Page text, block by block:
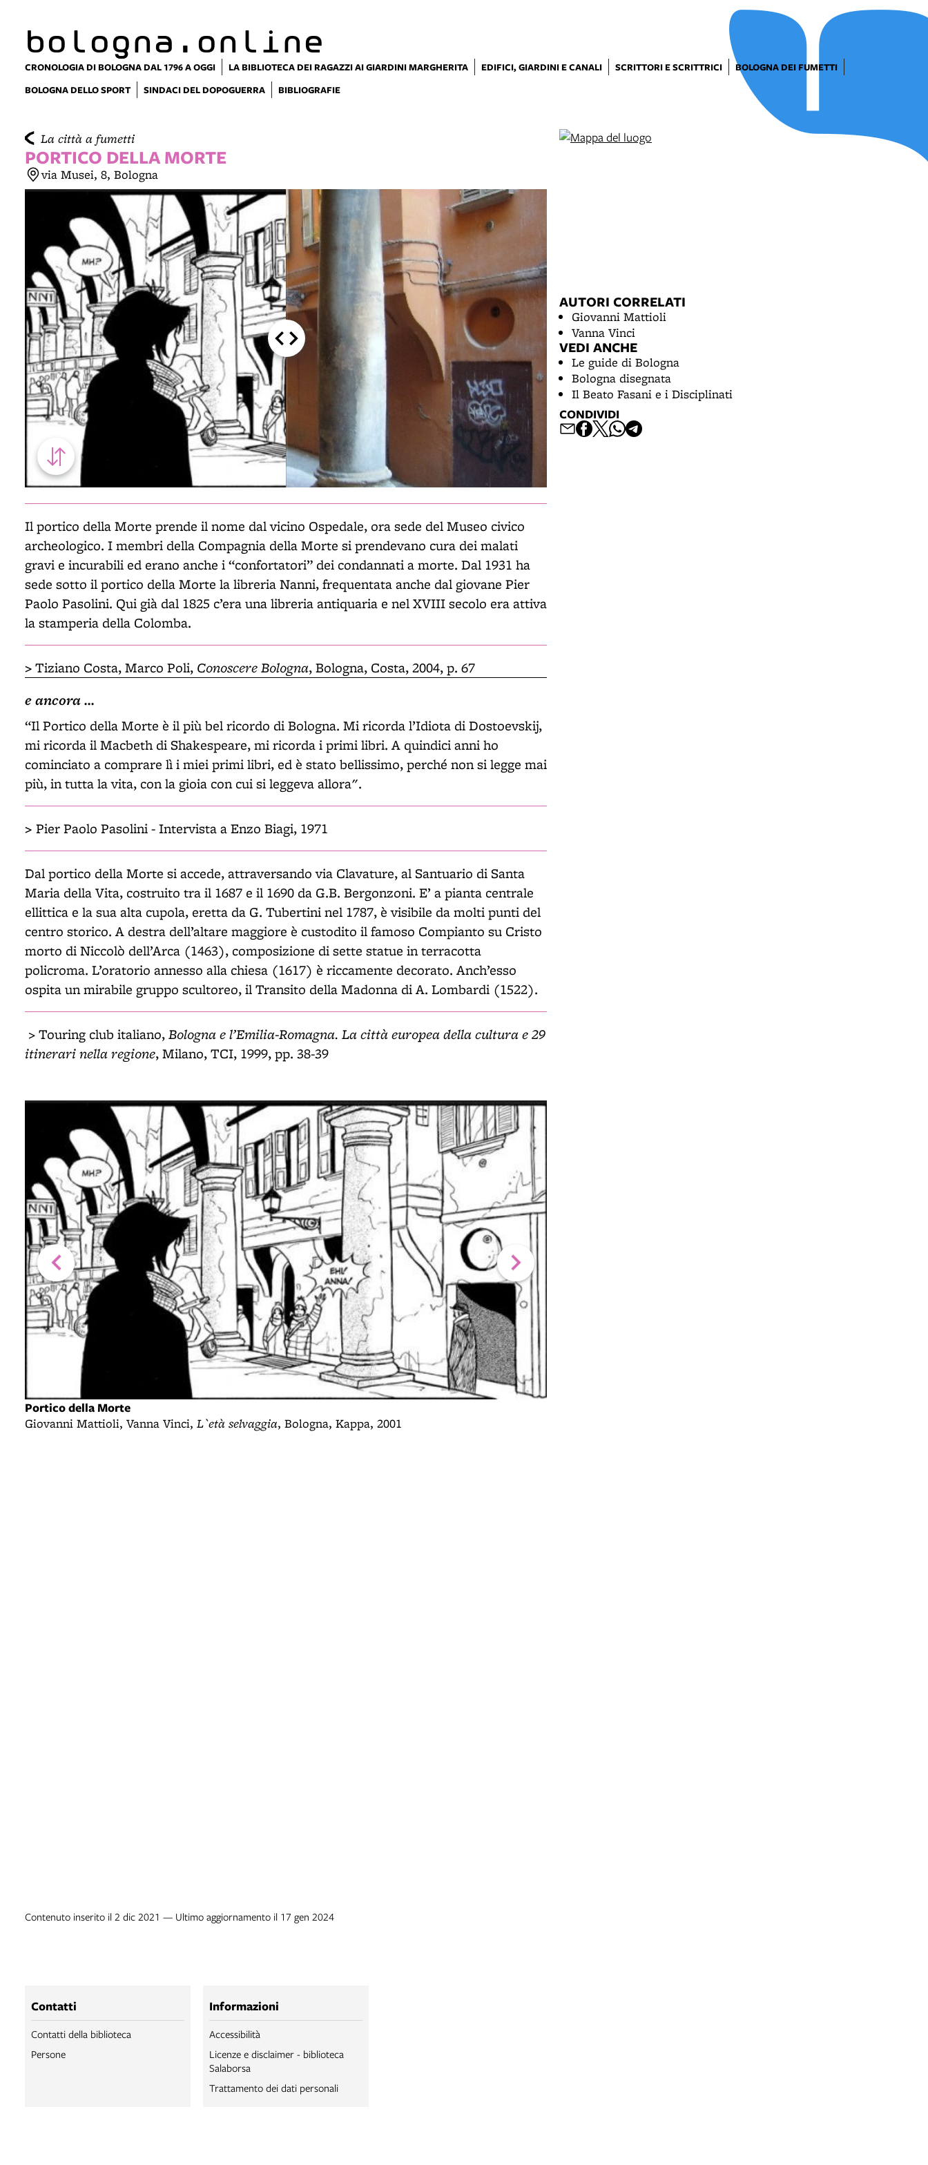
bologna.online
CRONOLOGIA DI BOLOGNA DAL 1796 A OGGI LA BIBLIOTECA DEI RAGAZZI AI GIARDINI MARGHERITA EDIFICI, GIARDINI E CANALI SCRITTORI E SCRITTRICI
BOLOGNA DEI FUMETTI
BOLOGNA DELLO SPORT
SINDACI DEL DOPOGUERRA BIBLIOGRAFIE
La città a fumetti
PORTICO DELLA MORTE
via Musei, 8, Bologna
Il portico della Morte prende il nome dal vicino Ospedale, ora sede del Museo civico
archeologico. I membri della Compagnia della Morte si prendevano cura dei malati
gravi e incurabili ed erano anche i “confortatori” dei condannati a morte. Dal 1931 ha
sede sotto il portico della Morte la libreria Nanni, frequentata anche dal giovane Pier
Paolo Pasolini. Qui già dal 1825 c’era una libreria antiquaria e nel XVIII secolo era attiva
la stamperia della Colomba.
>Tiziano Costa, Marco Poli, Conoscere Bologna, Bologna, Costa, 2004, p. 67
e ancora ...
“Il Portico della Morte è il più bel ricordo di Bologna. Mi ricorda l’Idiota di Dostoevskij,
mi ricorda il Macbeth di Shakespeare, mi ricorda i primi libri. A quindici anni ho
cominciato a comprare lì i miei primi libri, ed è stato bellissimo, perché non si legge mai
più, in tutta la vita, con la gioia con cui si leggeva allora".
> Pier Paolo Pasolini - Intervista a Enzo Biagi, 1971
Dal portico della Morte si accede, attraversando via Clavature, al Santuario di Santa
Maria della Vita, costruito tra il 1687 e il 1690 da G.B. Bergonzoni. E’ a pianta centrale
ellittica e la sua alta cupola, eretta da G. Tubertini nel 1787, è visibile da molti punti del
centro storico. A destra dell’altare maggiore è custodito il famoso Compianto su Cristo
morto di Niccolò dell’Arca (1463), composizione di sette statue in terracotta
policroma. L’oratorio annesso alla chiesa (1617) è riccamente decorato. Anch’esso
ospita un mirabile gruppo scultoreo, il Transito della Madonna di A. Lombardi (1522).
> Touring club italiano,Bologna e l’Emilia-Romagna. La città europea della cultura e 29
itinerari nella regione, Milano, TCI, 1999, pp. 38-39
Portico della Morte
Giovanni Mattioli, Vanna Vinci, L`età selvaggia, Bologna, Kappa, 2001
AUTORI CORRELATI
Giovanni Mattioli
Vanna Vinci
VEDI ANCHE
Le guide di Bologna
Bologna disegnata
Il Beato Fasani e i Disciplinati
CONDIVIDI
Contenuto inserito il 2 dic 2021 — Ultimo aggiornamento il 17 gen 2024
Contatti
Contatti della biblioteca
Persone
Informazioni
Accessibilità
Licenze e disclaimer - biblioteca
Salaborsa
Trattamento dei dati personali